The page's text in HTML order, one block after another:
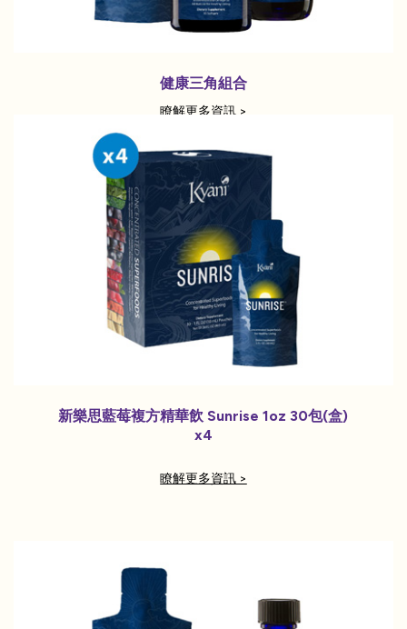
健康三角組合
瞭解更多資訊 >
新樂思藍莓複方精華飲 Sunrise 1oz 30包(盒)
x4
瞭解更多資訊 >